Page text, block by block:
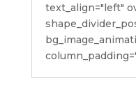
text_align="left"